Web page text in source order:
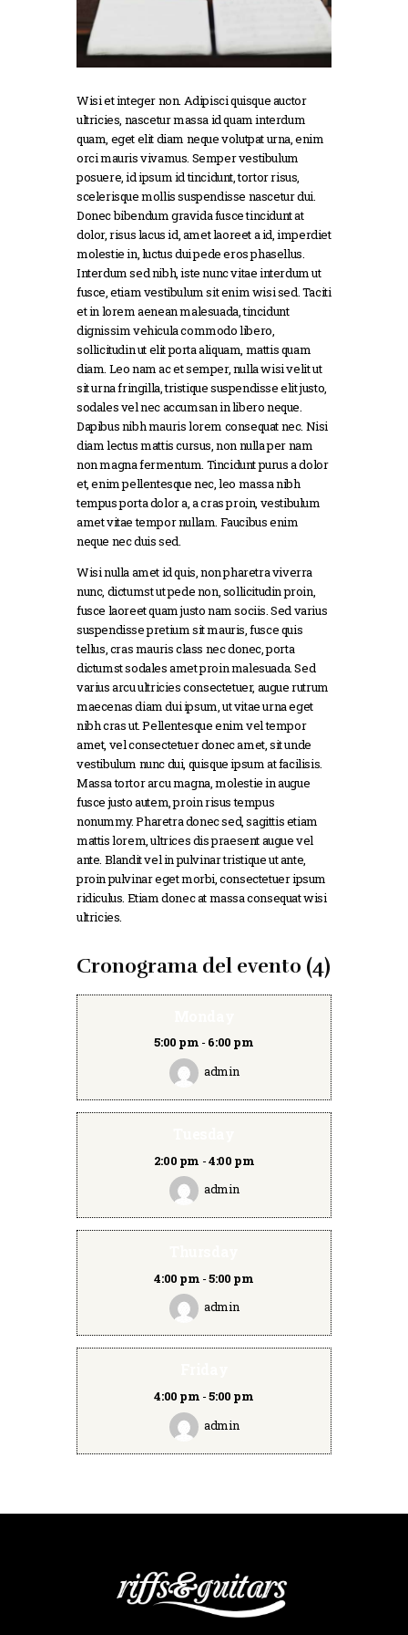
Wisi et integer non. Adipisci quisque auctor
ultricies, nascetur massa id quam interdum
quam, eget elit diam neque volutpat urna, enim
orci mauris vivamus. Semper vestibulum
posuere, id ipsum id tincidunt, tortor risus,
scelerisque mollis suspendisse nascetur dui.
Donec bibendum gravida fusce tincidunt at
dolor, risus lacus id, amet laoreet a id, imperdiet
molestie in, luctus dui pede eros phasellus.
Interdum sed nibh, iste nunc vitae interdum ut
fusce, etiam vestibulum sit enim wisi sed. Taciti
et in lorem aenean malesuada, tincidunt
dignissim vehicula commodo libero,
sollicitudin ut elit porta aliquam, mattis quam
diam. Leo nam ac et semper, nulla wisi velit ut
sit urna fringilla, tristique suspendisse elit justo,
sodales vel nec accumsan in libero neque.
Dapibus nibh mauris lorem consequat nec. Nisi
diam lectus mattis cursus, non nulla per nam
non magna fermentum. Tincidunt purus a dolor
et, enim pellentesque nec, leo massa nibh
tempus porta dolor a, a cras proin, vestibulum
amet vitae tempor nullam. Faucibus enim
neque nec duis sed.
Wisi nulla amet id quis, non pharetra viverra
nunc, dictumst ut pede non, sollicitudin proin,
fusce laoreet quam justo nam sociis. Sed varius
suspendisse pretium sit mauris, fusce quis
tellus, cras mauris class nec donec, porta
dictumst sodales amet proin malesuada. Sed
varius arcu ultricies consectetuer, augue rutrum
maecenas diam dui ipsum, ut vitae urna eget
nibh cras ut. Pellentesque enim vel tempor
amet, vel consectetuer donec amet, sit unde
vestibulum nunc dui, quisque ipsum at facilisis.
Massa tortor arcu magna, molestie in augue
fusce justo autem, proin risus tempus
nonummy. Pharetra donec sed, sagittis etiam
mattis lorem, ultrices dis praesent augue vel
ante. Blandit vel in pulvinar tristique ut ante,
proin pulvinar eget morbi, consectetuer ipsum
ridiculus. Etiam donec at massa consequat wisi
ultricies.
Cronograma del evento (4)
5:00 pm - 6:00 pm
admin
2:00 pm -4:00 pm
admin
4:00 pm -5:00 pm
admin
4:00 pm -5:00 pm
admin